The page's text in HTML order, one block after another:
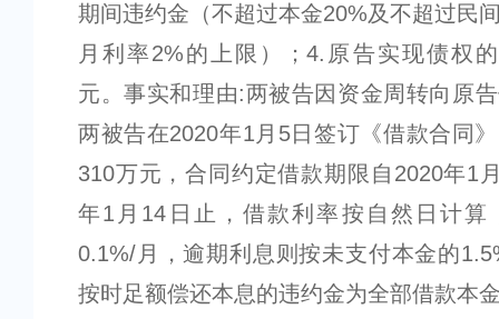
期间违约金（不超过本金20%及不超过民
月利率2%的上限）；4.原告实现债权
元。事实和理由:两被告因资金周转向原
两被告在2020年1月5日签订《借款合同
310万元，合同约定借款期限自2020年1
年1月14日止，借款利率按自然日计算
0.1%/月，逾期利息则按未支付本金的
按时足额偿还本息的违约金为全部借款本